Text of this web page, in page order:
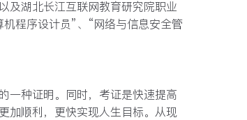
及湖北长江互联网教育研究院职业
程序设计员”、“网络与信息安全管
一种证明。同时， 考证是快速提高
加顺利，更快实现人生目标。从现